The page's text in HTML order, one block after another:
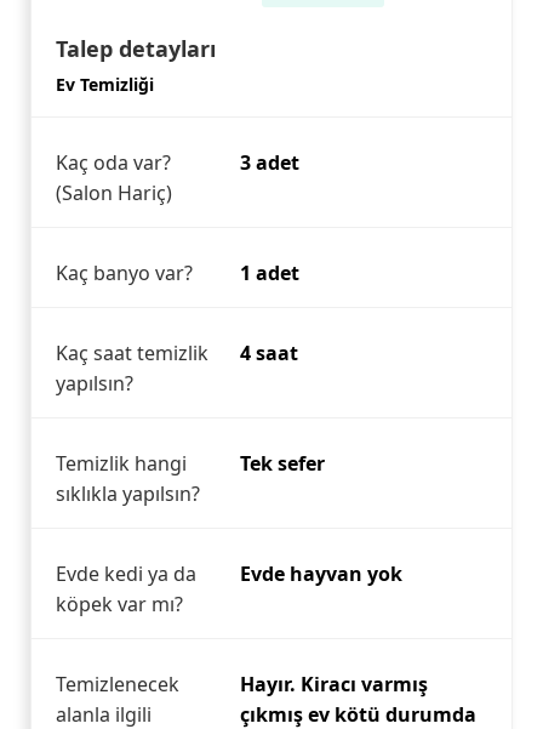
Talep detayları
Ev Temizliği
Kaç oda var?
(Salon Hariç)
3 adet
Kaç banyo var? 1 adet
Kaç saat temizlik
yapılsın?
4 saat
Temizlik hangi
sıklıkla yapılsın?
Tek sefer
Evde kedi ya da
köpek var mı?
Evde hayvan yok
Temizlenecek
alanla ilgili
Hayır. Kiracı varmış
çıkmış ev kötü durumda